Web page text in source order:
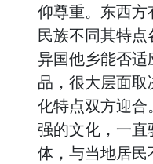
仰尊重。东西方
民族不同其特
异国他乡能否
品，很大层面
化特点双方迎
强的文化，一
体，与当地居民